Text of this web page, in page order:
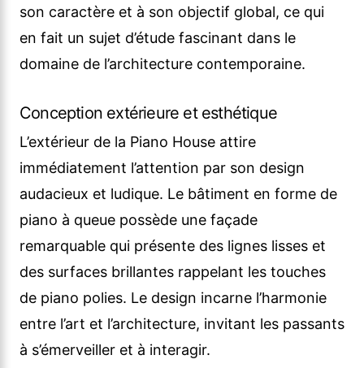
son caractère et à son objectif global, ce qui
en fait un sujet d’étude fascinant dans le
domaine de l’architecture contemporaine.
Conception extérieure et esthétique
L’extérieur de la Piano House attire
immédiatement l’attention par son design
audacieux et ludique. Le bâtiment en forme de
piano à queue possède une façade
remarquable qui présente des lignes lisses et
des surfaces brillantes rappelant les touches
de piano polies. Le design incarne l’harmonie
entre l’art et l’architecture, invitant les passants
à s’émerveiller et à interagir.